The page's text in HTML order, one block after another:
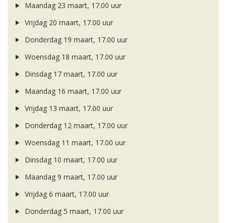
Maandag 23 maart, 17.00 uur
Vrijdag 20 maart, 17.00 uur
Donderdag 19 maart, 17.00 uur
Woensdag 18 maart, 17.00 uur
Dinsdag 17 maart, 17.00 uur
Maandag 16 maart, 17.00 uur
Vrijdag 13 maart, 17.00 uur
Donderdag 12 maart, 17.00 uur
Woensdag 11 maart, 17.00 uur
Dinsdag 10 maart, 17.00 uur
Maandag 9 maart, 17.00 uur
Vrijdag 6 maart, 17.00 uur
Donderdag 5 maart, 17.00 uur